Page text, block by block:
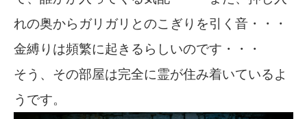
れの奥からガリガリとのこぎりを引く音・・・
金縛りは頻繁に起きるらしいのです・・・
そう、その部屋は完全に霊が住み着いているよ
うです。